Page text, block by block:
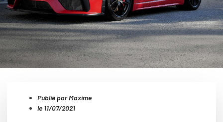
Publié par Maxime
le 11/07/2021